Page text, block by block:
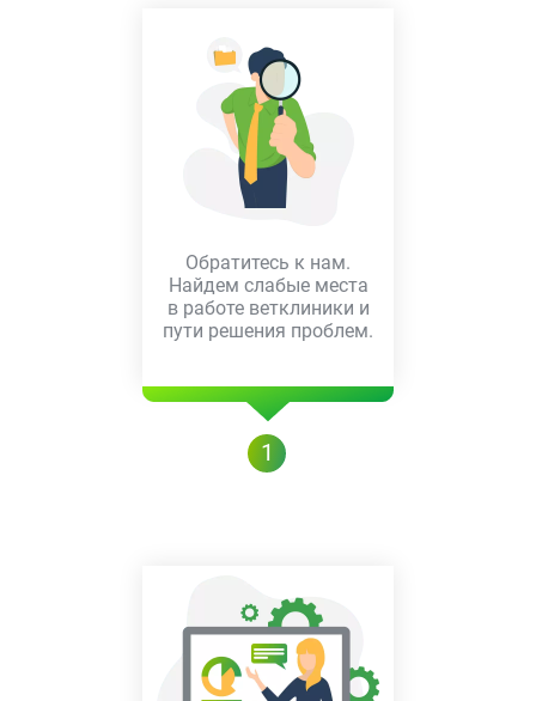
Обратитесь к нам.
Найдем слабые места
в работе ветклиники и
пути решения проблем.
1